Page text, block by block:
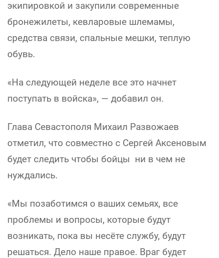
экипировкой и закупили современные
бронежилеты, кевларовые шлемамы,
средства связи, спальные мешки, теплую
обувь.
«На следующей неделе все это начнет
поступать в войска», — добавил он.
Глава Севастополя Михаил Развожаев
отметил, что совместно с Сергей Аксеновым
будет следить чтобы бойцы ни в чем не
нуждались.
«Мы позаботимся о ваших семьях, все
проблемы и вопросы, которые будут
возникать, пока вы несёте службу, будут
решаться. Дело наше правое. Враг будет